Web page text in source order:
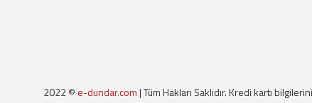
2022 © e-dundar.com| Tüm Hakları Saklıdır. Kredi kartı